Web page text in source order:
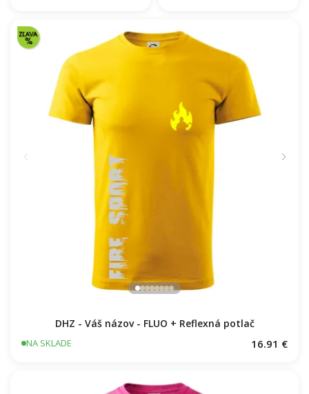
DHZ - Váš názov - FLUO + Reflexná potlač
NA SKLADE 16.91 €